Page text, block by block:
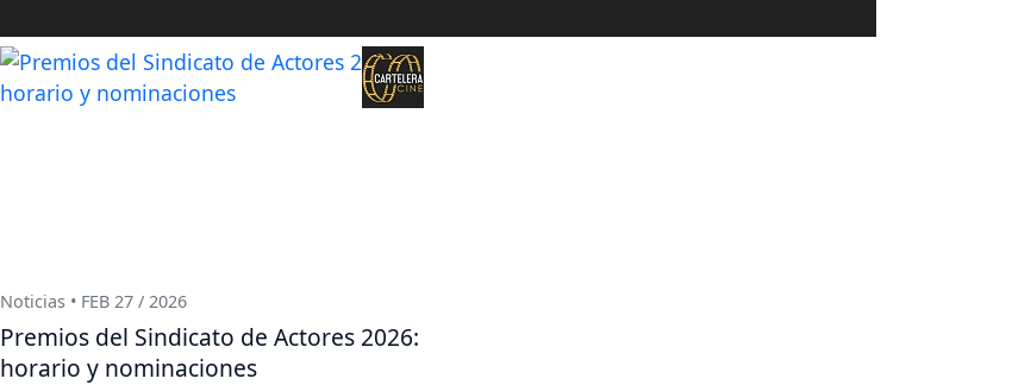
Noticias • FEB 27 / 2026
Premios del Sindicato de Actores 2026:
horario y nominaciones